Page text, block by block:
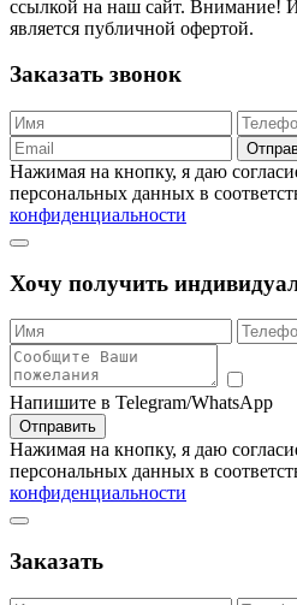
ссылкой на наш сайт. Внимание!
является публичной офертой.
Заказать звонок
Нажимая на кнопку, я даю
персональных данных в
конфиденциальности
Хочу получить
Напишите в Telegram/WhatsApp
Отправить
Нажимая на кнопку, я даю
персональных данных в
конфиденциальности
Заказать